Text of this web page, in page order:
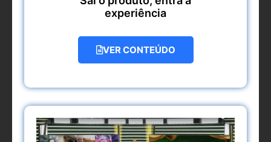
experiência
VER CONTEÚDO